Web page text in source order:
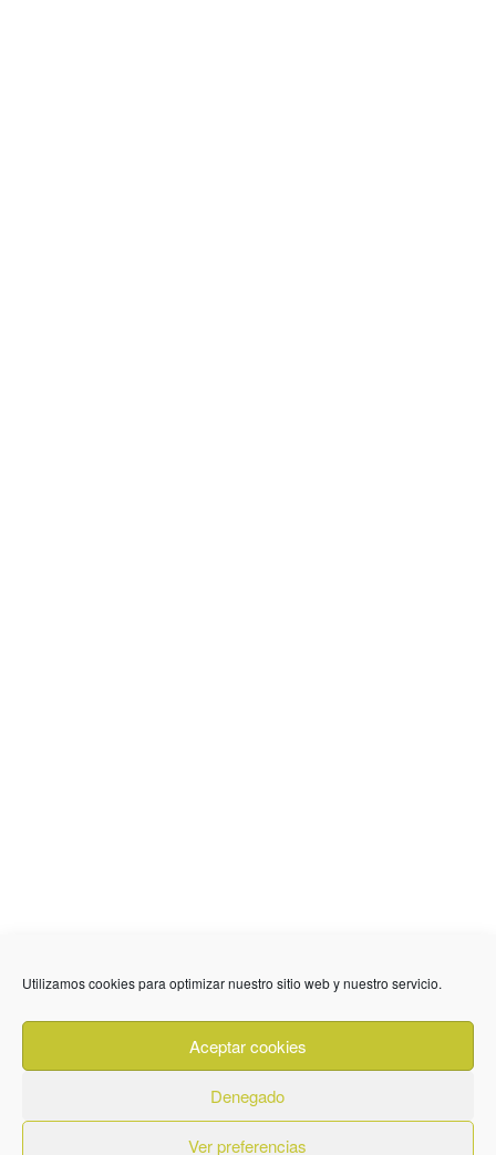
Utilizamos cookies para optimizar nuestro sitio web y nuestro servicio.
Aceptar cookies
Denegado
Ver preferencias
636 01 61 85
Fuente Palmera
info @ fuentepalmerainformacion.es
Privacidad Aviso legal
Cookies
Quiénes Somos
Contacto